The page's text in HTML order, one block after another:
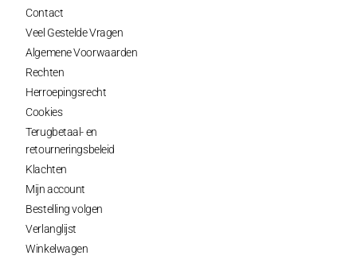
Contact
Veel Gestelde Vragen
Algemene Voorwaarden
Rechten
Herroepingsrecht
Cookies
Terugbetaal- en
retourneringsbeleid
Klachten
Mijn account
Bestelling volgen
Verlanglijst
Winkelwagen